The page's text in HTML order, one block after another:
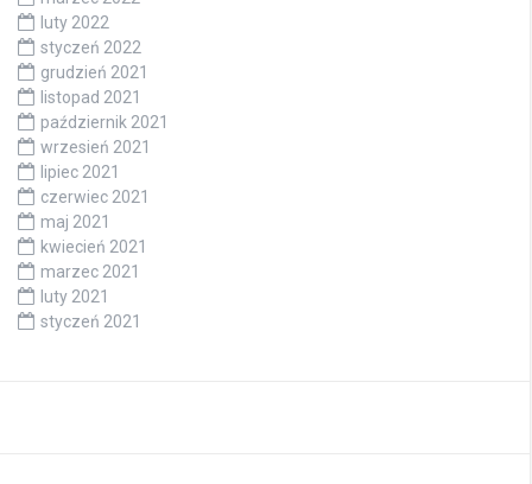
luty 2022
styczeń 2022
grudzień 2021
listopad 2021
październik 2021
wrzesień 2021
lipiec 2021
czerwiec 2021
maj 2021
kwiecień 2021
marzec 2021
luty 2021
styczeń 2021